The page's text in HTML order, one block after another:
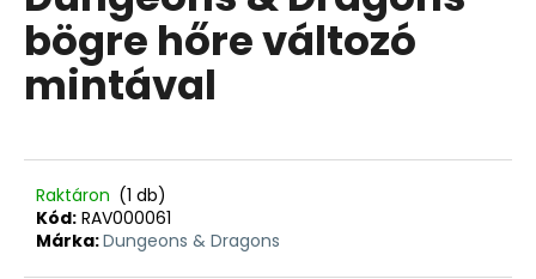
5-
ből
0,0
csillag.
bögre hőre változó
mintával
Raktáron (1 db)
Kód: RAV000061
Márka:Dungeons & Dragons